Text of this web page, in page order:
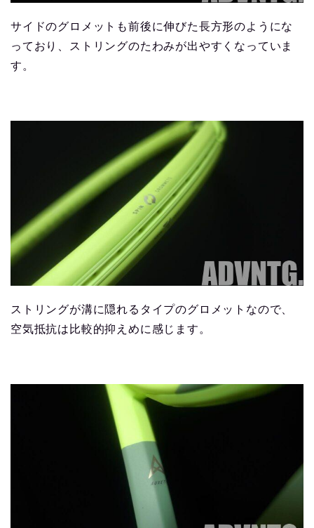
サイドのグロメットも前後に伸びた長方形のようにな
っており、ストリングのたわみが出やすくなっていま
す。
ストリングが溝に隠れるタイプのグロメットなので、
空気抵抗は比較的抑えめに感じます。